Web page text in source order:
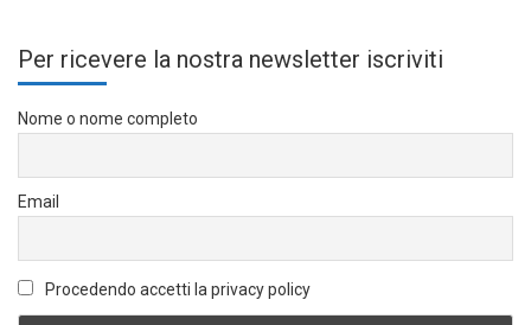
Per ricevere la nostra newsletter iscriviti
Nome o nome completo
Email
Procedendo accetti la privacy policy